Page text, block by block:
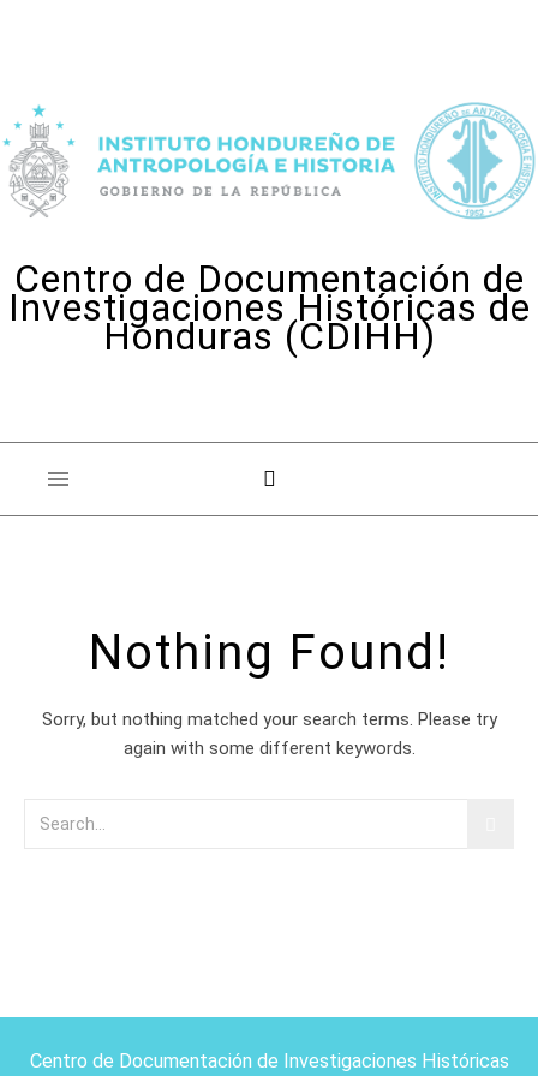
Centro de Documentación de
Investigaciones Históricas de
Honduras (CDIHH)
Nothing Found!
Sorry, but nothing matched your search terms. Please try
again with some different keywords.
Centro de Documentación de Investigaciones Históricas